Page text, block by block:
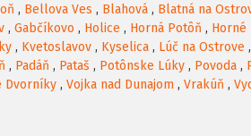
, Bellova Ves , Blahová , Blatná na
, Gabčíkovo , Holice , Horná Potôň , Horné
, Kvetoslavov , Kyselica , Lúč na Ostrove ,
, Padáň , Pataš , Potônske Lúky , Povoda ,
Dvorníky , Vojka nad Dunajom , Vrakúň ,